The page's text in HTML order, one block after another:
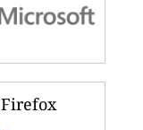
Firefox